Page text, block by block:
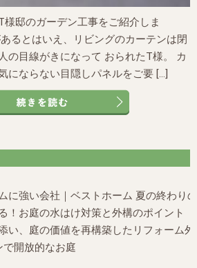
邸のガーデン工事をご紹介しま
るとはいえ、リビングのカーテンは閉
の目線がきになって おられたT様。 カ
にならない目隠しパネルをご要 […]
に強い会社｜ベストホーム 夏の終わり
！お庭の水はけ対策と外構のポイント
い、庭の価値を再構築したリフォーム
で開放的なお庭